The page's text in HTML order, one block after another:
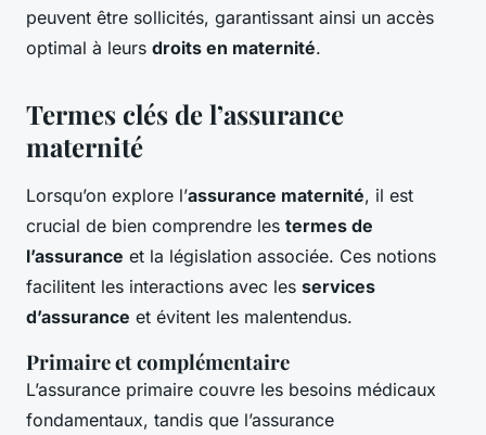
peuvent être sollicités, garantissant ainsi un accès
optimal à leurs droits en maternité.
Termes clés de l’assurance
maternité
Lorsqu’on explore l’assurance maternité, il est
crucial de bien comprendre les termes de
l’assurance et la législation associée. Ces notions
facilitent les interactions avec les services
d’assurance et évitent les malentendus.
Primaire et complémentaire
L’assurance primaire couvre les besoins médicaux
fondamentaux, tandis que l’assurance